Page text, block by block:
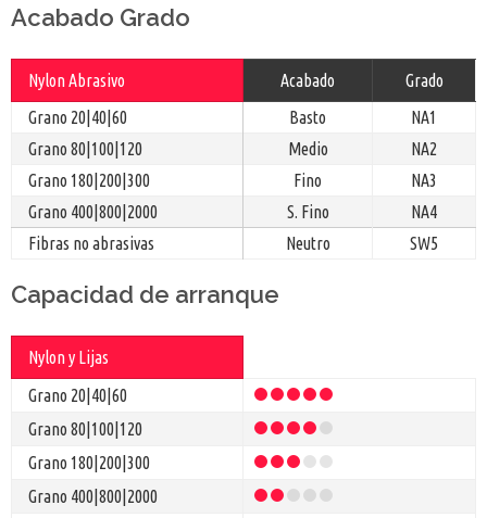
Acabado Grado
Nylon Abrasivo Acabado
Grado
Grano 20|40|60
Basto
NA1
Grano 80|100|120
Medio
NA2
Grano 180|200|300
Fino
NA3
Grano 400|800|2000
S. Fino
NA4
Fibras no abrasivas
Neutro SW5
Capacidad de arranque
Nylon y Lijas
Grano 20|40|60
Grano 80|100|120
Grano 180|200|300
Grano 400|800|2000